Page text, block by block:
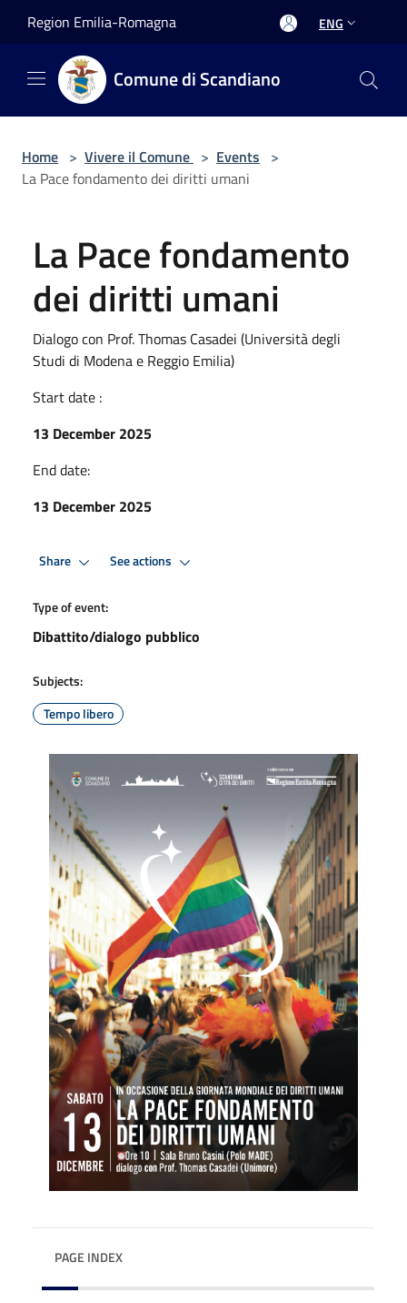
Region Emilia-Romagna ENG
Comune di Scandiano
Home > Vivere il Comune > Events >
La Pace fondamento dei diritti umani
La Pace fondamento
dei diritti umani
Dialogo con Prof. Thomas Casadei (Università degli
Studi di Modena e Reggio Emilia)
Start date :
13 December 2025
End date:
13 December 2025
Share See actions
Type of event:
Dibattito/dialogo pubblico
Subjects:
Tempo libero
PAGE INDEX